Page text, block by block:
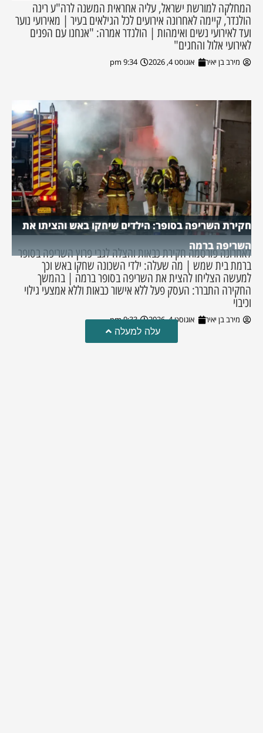
המחלקה למורשת ישראל, עליה אחראית המשנה לרה"ע רינה
הולנדר, קיימה לאחרונה אירועים לכל הגילאים בעיר | מאירועי נוער
ועד לאירועי נשים ואימהות | הולנדר אמרה: "אנחנו עם הפנים
לאירועי אלול והחגים"
מירב בן יאיר אוגוסט 4, 2026 9:34 pm
חקירת השריפה בסופר: הילדים שיחקו באש והציתו את
השריפה ברמה
לאחרונה פורסמה חקירת כבאות והצלה לגבי פרוץ השריפה בסופר
ברמת בית שמש | מה שעלה: ילדי השכונה שחקו באש וכך
למעשה הצליחו להצית את השריפה בסופר ברמה | בהמשך
החקירה התברר: העסק פעל ללא אישור כבאות וללא אמצעי גילוי
וכיבוי
מירב בן יאיר אוגוסט 4, 2026 9:33 pm
עלה למעלה